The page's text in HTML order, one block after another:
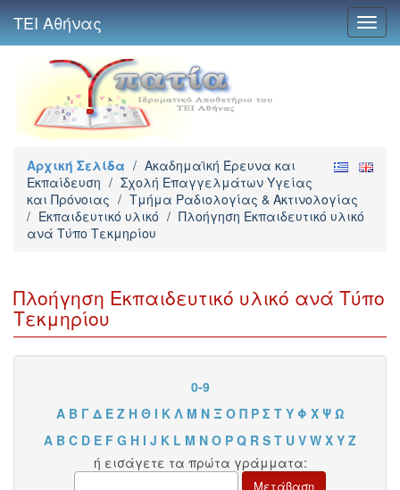
ΤΕΙ Αθήνας
Αρχική Σελίδα / Ακαδημαϊκή Έρευνα και
Εκπαίδευση / Σχολή Επαγγελμάτων Υγείας
και Πρόνοιας / Τμήμα Ραδιολογίας & Ακτινολογίας
/ Εκπαιδευτικό υλικό / Πλοήγηση Εκπαιδευτικό υλικό
ανά Τύπο Τεκμηρίου
Πλοήγηση Εκπαιδευτικό υλικό ανά Τύπο
Τεκμηρίου
0-9
Α Β Γ Δ Ε Ζ Η Θ Ι Κ Λ Μ Ν Ξ Ο Π Ρ Σ Τ Υ Φ Χ Ψ Ω
A B C D E F G H I J K L M N O P Q R S T U V W X Y Z
ή εισάγετε τα πρώτα γράμματα: